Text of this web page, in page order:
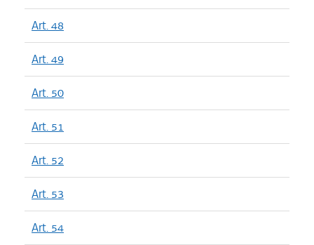
Art. 48
Art. 49
Art. 50
Art. 51
Art. 52
Art. 53
Art. 54